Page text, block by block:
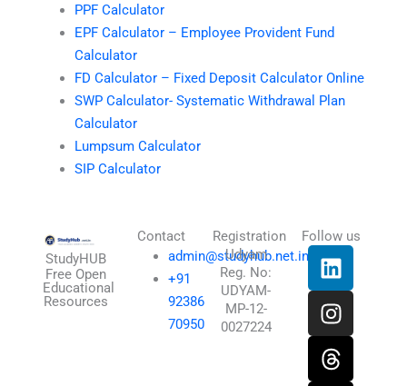
PPF Calculator
EPF Calculator – Employee Provident Fund
Calculator
FD Calculator – Fixed Deposit Calculator Online
SWP Calculator- Systematic Withdrawal Plan
Calculator
Lumpsum Calculator
SIP Calculator
StudyHUB
Free Open
Educational
Resources
Contact
admin@studyhub.net.in
+91
92386
70950
Registration
Udyam
Reg. No:
UDYAM-
MP-12-
0027224
Follow us
L
i
n
k
e
d
I
n
s
t
a
g
T
h
r
e
a
d
X
-
t
w
i
t